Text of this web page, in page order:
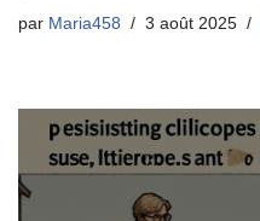
par Maria458 3 août 2025